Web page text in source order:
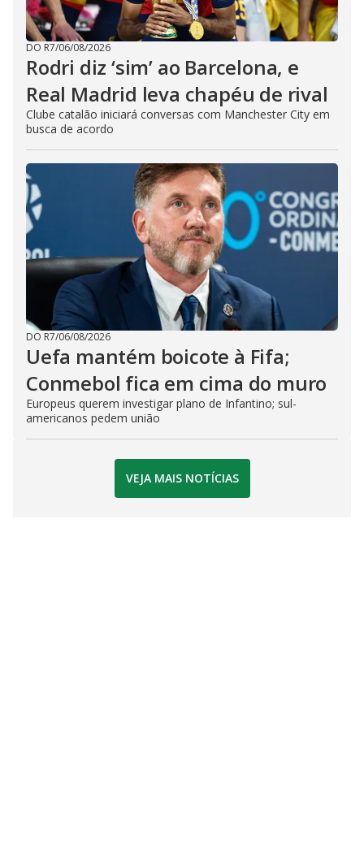
DO R7/06/08/2026
Rodri diz ‘sim’ ao Barcelona, e
Real Madrid leva chapéu de rival
Clube catalão iniciará conversas com Manchester City em
busca de acordo
DO R7/06/08/2026
Uefa mantém boicote à Fifa;
Conmebol fica em cima do muro
Europeus querem investigar plano de Infantino; sul-
americanos pedem união
VEJA MAIS NOTÍCIAS